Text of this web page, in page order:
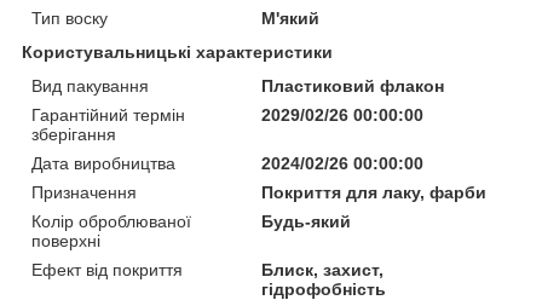
Тип воску
М'який
Користувальницькі характеристики
Вид пакування
Пластиковий флакон
Гарантійний термін
зберігання
2029/02/26 00:00:00
Дата виробництва
2024/02/26 00:00:00
Призначення
Покриття для лаку, фарби
Колір оброблюваної
поверхні
Будь-який
Ефект від покриття
Блиск, захист,
гідрофобність